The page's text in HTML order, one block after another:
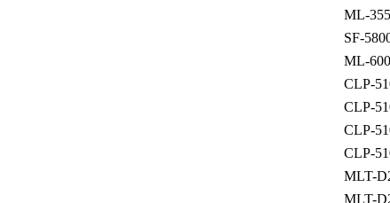
ML-
SF-
ML-
CLP-
CLP-
CLP-
CLP-
MLT-
MLT-